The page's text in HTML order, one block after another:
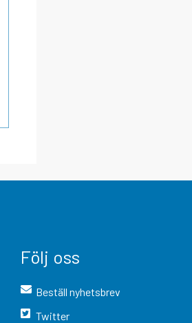
Följ oss
Beställ nyhetsbrev
Twitter